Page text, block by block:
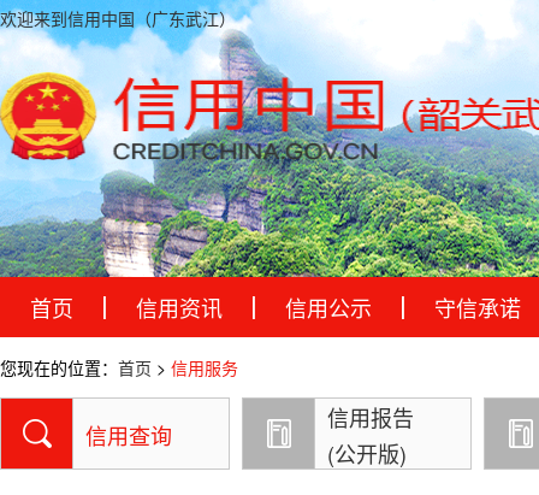
欢迎来到信用中国（广东武江）
首页 信用资讯 信用公示 守信承诺
您现在的位置： 首页 > 信用服务
信用查询
信用报告
(公开版)